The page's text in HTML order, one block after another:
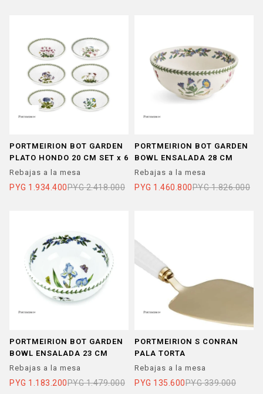
PORTMEIRION BOT GARDEN
PLATO HONDO 20 CM SET x 6
Rebajas a la mesa
PYG 1.934.400PYG 2.418.000
PORTMEIRION BOT GARDEN
BOWL ENSALADA 28 CM
Rebajas a la mesa
PYG 1.460.800PYG 1.826.000
PORTMEIRION BOT GARDEN
BOWL ENSALADA 23 CM
Rebajas a la mesa
PYG 1.183.200PYG 1.479.000
PORTMEIRION S CONRAN
PALA TORTA
Rebajas a la mesa
PYG 135.600PYG 339.000